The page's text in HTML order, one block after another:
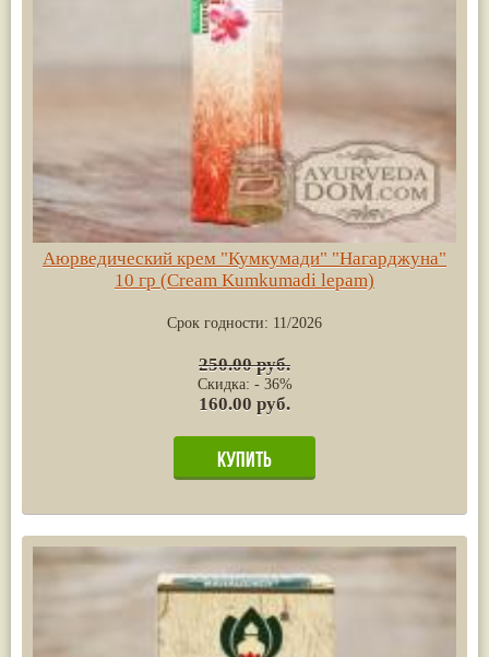
Аюрведический крем "Кумкумади" "Нагарджуна"
10 гр (Cream Kumkumadi lepam)
Срок годности: 11/2026
250.00 руб.
Скидка: - 36%
160.00 руб.